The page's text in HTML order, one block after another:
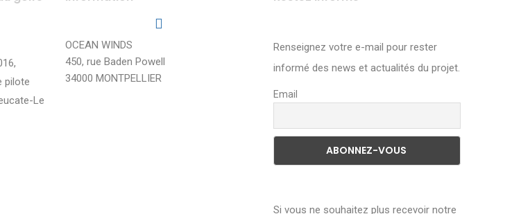
pilote
Le
OCEAN WINDS
450, rue Baden Powell
34000 MONTPELLIER
Renseignez votre e-mail pour rester
informé des news et actualités du projet.
Email
Si vous ne souhaitez plus recevoir notre